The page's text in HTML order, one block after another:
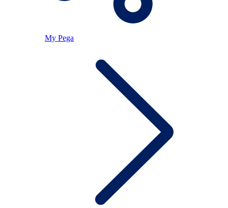
My Pega